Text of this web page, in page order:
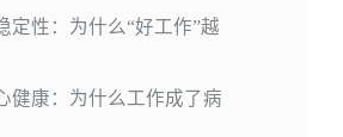
定性：为什么“好工作”越
健康：为什么工作成了病